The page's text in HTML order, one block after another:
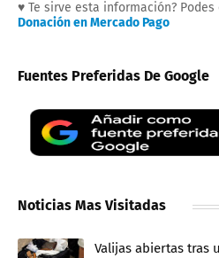
♥ Te sirve esta información?
Donación en Mercado Pago
Fuentes Preferidas De Google
Noticias Mas Visitadas
Valijas abiertas tras